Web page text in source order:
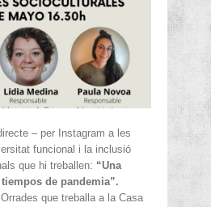
– per Instagram a les
funcional i la inclusió
que hi treballen: “Una
de pandemia”.
que treballa a la Casa